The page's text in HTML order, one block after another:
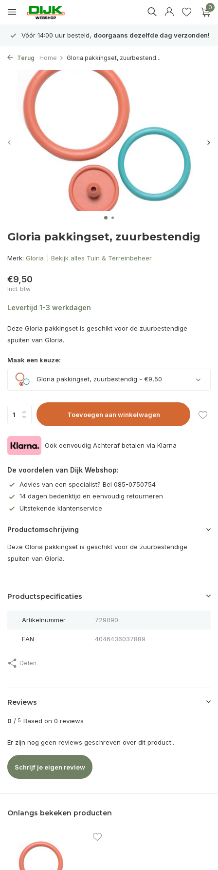
0
Vóór 14:00 uur besteld, doorgaans dezelfde dag verzonden!
Terug Home Gloria pakkingset, zuurbestend...
Gloria pakkingset, zuurbestendig
Merk: Gloria Bekijk alles Tuin & Terreinbeheer
€9,50
Incl. btw
Levertijd 1-3 werkdagen
Deze Gloria pakkingset is geschikt voor de zuurbestendige
spuiten van Gloria.
Maak een keuze:
Gloria pakkingset, zuurbestendig - €9,50
Toevoegen aan winkelwagen
Ook eenvoudig Achteraf betalen via Klarna
De voordelen van Dijk Webshop:
Advies van een specialist? Bel 085-0750754
14 dagen bedenktijd en eenvoudig retourneren
Uitstekende klantenservice
Productomschrijving
Deze Gloria pakkingset is geschikt voor de zuurbestendige
spuiten van Gloria.
Productspecificaties
Artikelnummer 729090
EAN 4046436037889
Delen
Reviews
0 / 5 Based on 0 reviews
Er zijn nog geen reviews geschreven over dit product..
Schrijf je eigen review
Onlangs bekeken producten